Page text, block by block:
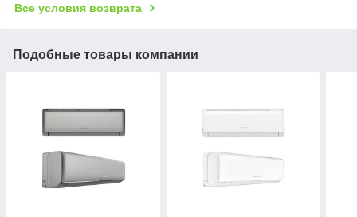
Все условия возврата
Подобные товары компании